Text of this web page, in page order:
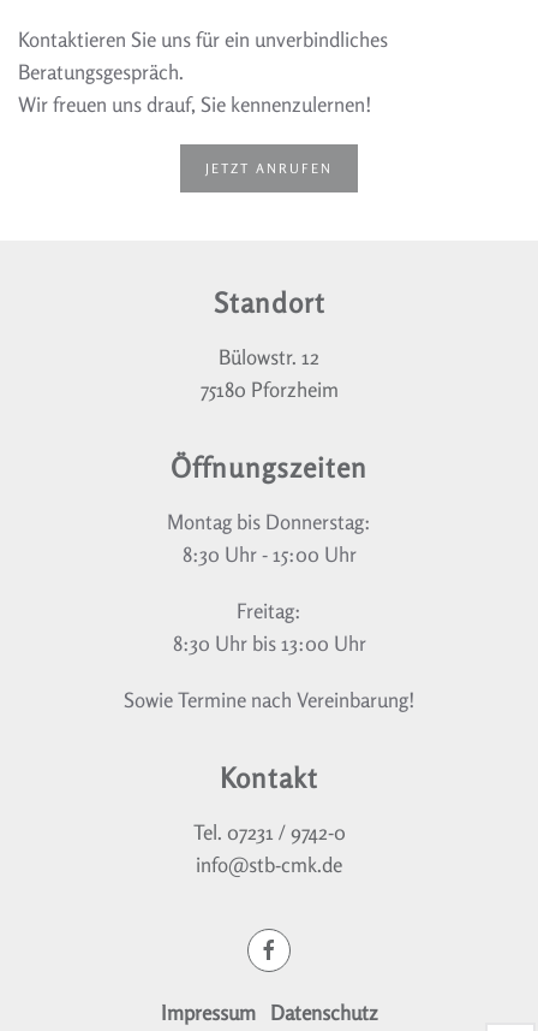
Kontaktieren Sie uns für ein unverbindliches
Beratungsgespräch.
Wir freuen uns drauf, Sie kennenzulernen!
JETZT ANRUFEN
Standort
Bülowstr. 12
75180 Pforzheim
Öffnungszeiten
Montag bis Donnerstag:
8:30 Uhr - 15:00 Uhr
Freitag:
8:30 Uhr bis 13:00 Uhr
Sowie Termine nach Vereinbarung!
Kontakt
Tel. 07231 / 9742-0
info@stb-cmk.de
Impressum Datenschutz